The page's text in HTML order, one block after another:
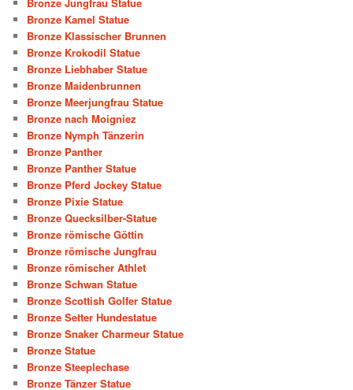
Bronze Kamel Statue
Bronze Klassischer Brunnen
Bronze Krokodil Statue
Bronze Liebhaber Statue
Bronze Maidenbrunnen
Bronze Meerjungfrau Statue
Bronze nach Moigniez
Bronze Nymph Tänzerin
Bronze Panther
Bronze Panther Statue
Bronze Pferd Jockey Statue
Bronze Pixie Statue
Bronze Quecksilber-Statue
Bronze römische Göttin
Bronze römische Jungfrau
Bronze römischer Athlet
Bronze Schwan Statue
Bronze Scottish Golfer Statue
Bronze Setter Hundestatue
Bronze Snaker Charmeur Statue
Bronze Statue
Bronze Steeplechase
Bronze Tänzer Statue